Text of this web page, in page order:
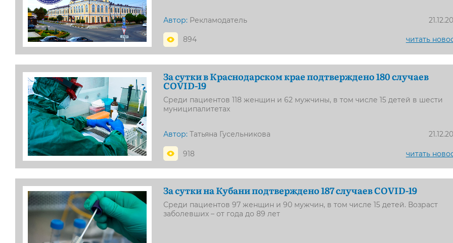
Автор: Рекламодатель
894 читать
За сутки в Краснодарском крае подтверждено 180 случаев
COVID-19
Среди пациентов 118 женщин и 62 мужчины, в том числе 15 детей в шести
муниципалитетах
Автор: Татьяна Гусельникова
918 читать
За сутки на Кубани подтверждено 187 случаев COVID-19
Среди пациентов 97 женщин и 90 мужчин, в том числе 15 детей. Возраст
заболевших – от года до 89 лет